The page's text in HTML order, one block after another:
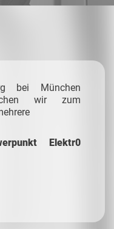
bei München
wir zum
Elektr0